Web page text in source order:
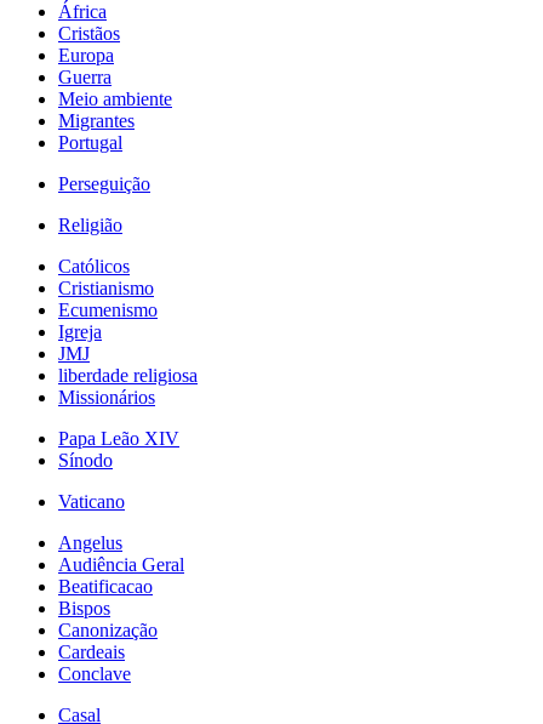
África
Cristãos
Europa
Guerra
Meio ambiente
Migrantes
Portugal
Perseguição
Religião
Católicos
Cristianismo
Ecumenismo
Igreja
JMJ
liberdade religiosa
Missionários
Papa Leão XIV
Sínodo
Vaticano
Angelus
Audiência Geral
Beatificacao
Bispos
Canonização
Cardeais
Conclave
Casal